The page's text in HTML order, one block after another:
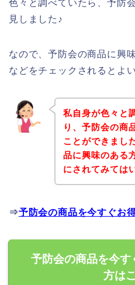
色々と調べていたら、予防
見しました♪
なので、予防会の商品に興
などをチェックされるとよ
私自身が色々と
り、予防会の商
ことができまし
品に興味のある
にされてみては
⇒予防会の商品を今すぐお
予防会の商品を今
方は